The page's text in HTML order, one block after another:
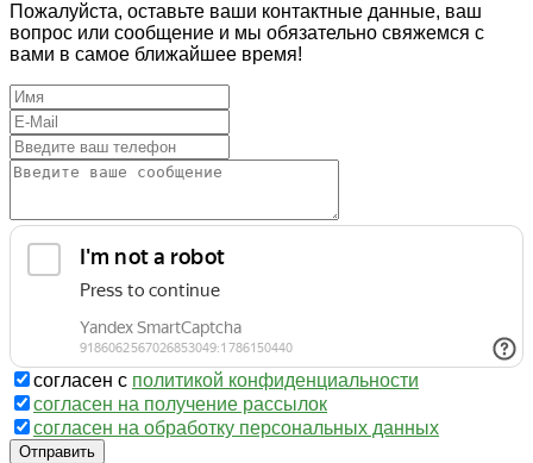
Пожалуйста, оставьте ваши контактные данные, ваш
вопрос или сообщение и мы обязательно свяжемся с
вами в самое ближайшее время!
согласен с политикой конфиденциальности
согласен на получение рассылок
согласен на обработку персональных данных
Отправить